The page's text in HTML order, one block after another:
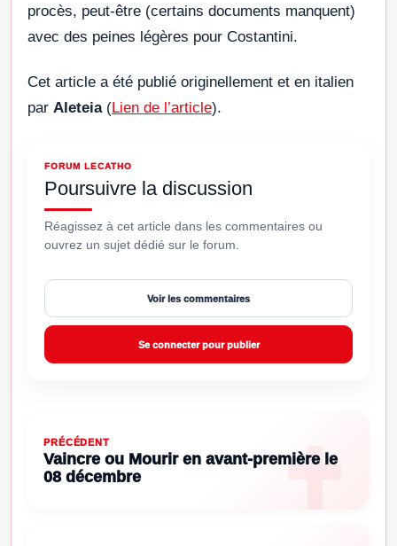
procès, peut-être (certains documents manquent)
avec des peines légères pour Costantini.
Cet article a été publié originellement et en italien
par Aleteia (Lien de l’article).
FORUM LECATHO
Poursuivre la discussion
Réagissez à cet article dans les commentaires ou
ouvrez un sujet dédié sur le forum.
Voir les commentaires
Se connecter pour publier
PRÉCÉDENT
Vaincre ou Mourir en avant-première le
08 décembre